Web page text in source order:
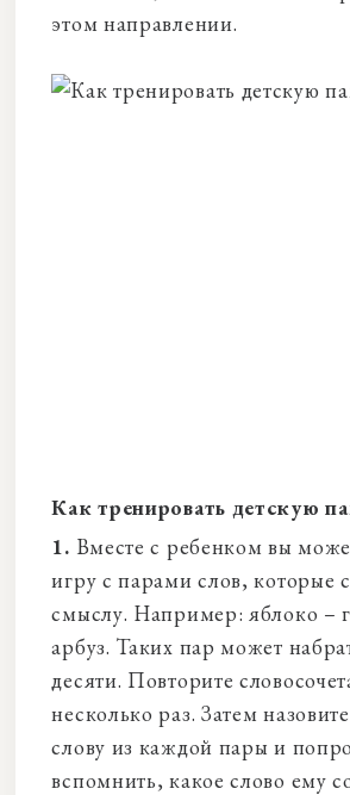
этом направлении.
Как тренировать детскую
1. Вместе с ребенком вы
игру с парами слов, которые
смыслу. Например: яблоко –
арбуз. Таких пар может
десяти. Повторите
несколько раз. Затем
слову из каждой пары и
вспомнить, какое слово ему